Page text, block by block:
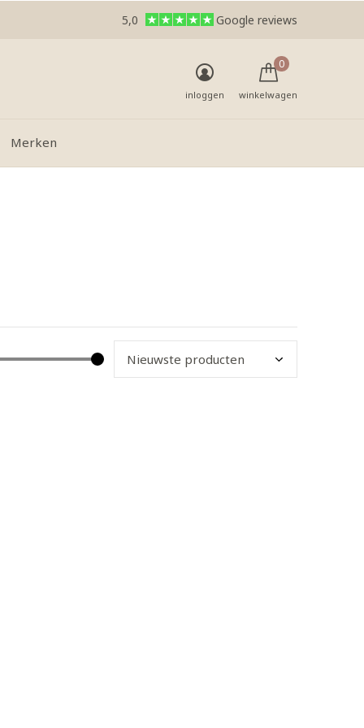
Merken
inloggen winkelwagen
0
5,0 Google reviews